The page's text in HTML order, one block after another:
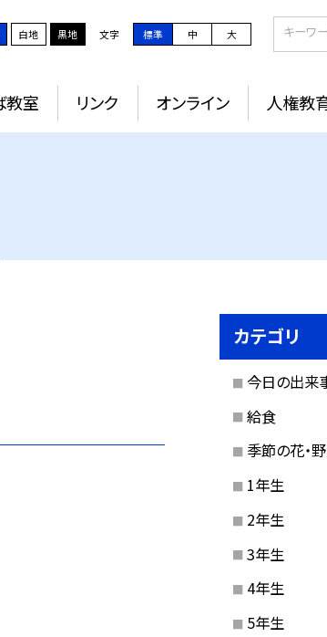
白地 黒地 文字 標準 中 大
教室 リンク オンライン 人権教
カテゴリ
今日の出来
給食
季節の花・
1年生
2年生
3年生
4年生
5年生